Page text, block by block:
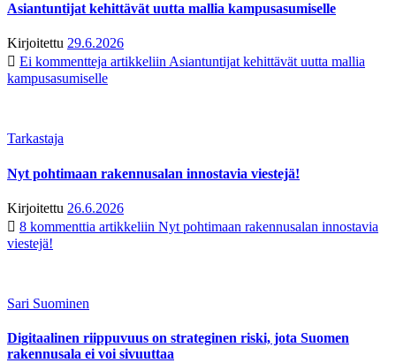
Asiantuntijat kehittävät uutta mallia kampusasumiselle
Kirjoitettu 29.6.2026
Ei kommentteja artikkeliin Asiantuntijat kehittävät uutta mallia
kampusasumiselle
Tarkastaja
Nyt pohtimaan rakennusalan innostavia viestejä!
Kirjoitettu 26.6.2026
8 kommenttia artikkeliin Nyt pohtimaan rakennusalan innostavia
viestejä!
Sari Suominen
Digitaalinen riippuvuus on strateginen riski, jota Suomen
rakennusala ei voi sivuuttaa